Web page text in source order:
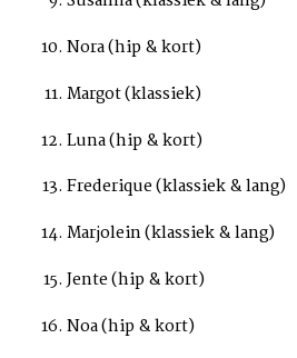
Nora (hip & kort)
Margot (klassiek)
Luna (hip & kort)
Frederique (klassiek & lang)
Marjolein (klassiek & lang)
Jente (hip & kort)
Noa (hip & kort)